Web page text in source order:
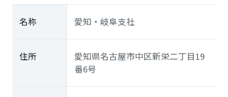
名称 愛知・岐阜支社
住所
愛知県名古屋市中区新栄二丁目19
番6号
島根県